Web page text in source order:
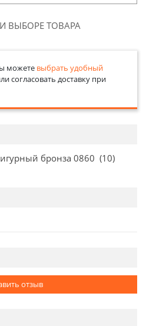
ТОВАРА
можете выбрать удобный
согласовать доставку при
бронза 0860 (10)
отзыв